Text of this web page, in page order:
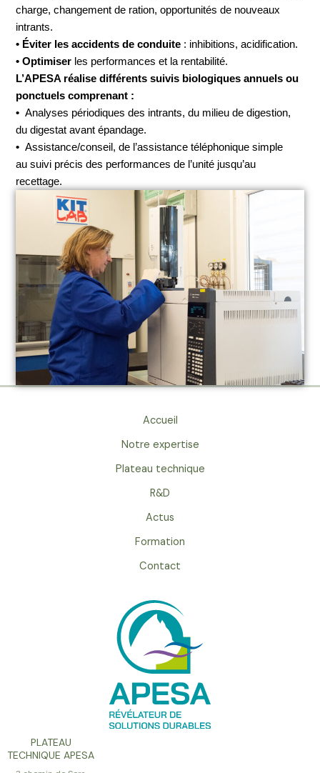
charge, changement de ration, opportunités de nouveaux
intrants.
• Éviter les accidents de conduite : inhibitions, acidification.
• Optimiser les performances et la rentabilité.
L’APESA réalise différents suivis biologiques annuelsou
ponctuels comprenant :
• Analyses périodiques des intrants, du milieu de digestion,
du digestat avant épandage.
• Assistance/conseil, de l’assistance téléphonique simple
au suivi précis des performances de l’unité jusqu’au
recettage.
Accueil
Notre expertise
Plateau technique
R&D
Actus
Formation
Contact
PLATEAU
TECHNIQUE APESA